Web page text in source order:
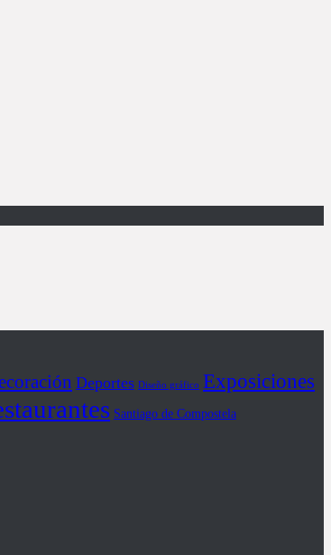
Deportes Diseño gráfico Exposiciones
Santiago de Compostela